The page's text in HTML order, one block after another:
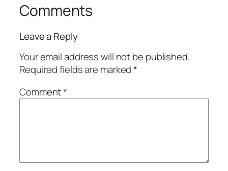
Comments
Leave a Reply
Your email address will not be published.
Required fields are marked*
Comment*